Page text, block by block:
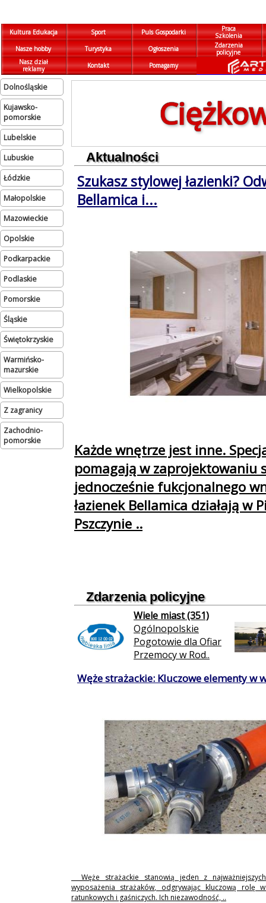
Kultura Edukacja Sport Puls Gospodarki
Praca
Szkolenia
Nasze hobby
Turystyka Ogłoszenia
Zdarzenia
policyjne
Nasz dział
reklamy
Kontakt Pomagamy
dolnośląskie
kujawsko-
pomorskie
lubelskie
lubuskie
łódzkie
małopolskie
mazowieckie
opolskie
podkarpackie
podlaskie
pomorskie
śląskie
świętokrzyskie
warmińsko-
mazurskie
wielkopolskie
Z zagranicy
zachodnio-
pomorskie
Aktualności
Szukasz stylowej łazienki?
Bellamica i...
Każde wnętrze jest inne.
pomagają w zaprojektowaniu
jednocześnie fukcjonalnego
łazienek Bellamica działają w
Pszczynie ..
Zdarzenia policyjne
Wiele miast (351)
Ogólnopolskie
Pogotowie dla Ofiar
Przemocy w Rod..
Węże strażackie: Kluczowe elementy w
Węże strażackie stanowią jeden z
wyposażenia strażaków, odgrywając kluczową rolę w
ratunkowych i gaśniczych. Ich niezawodność, ..